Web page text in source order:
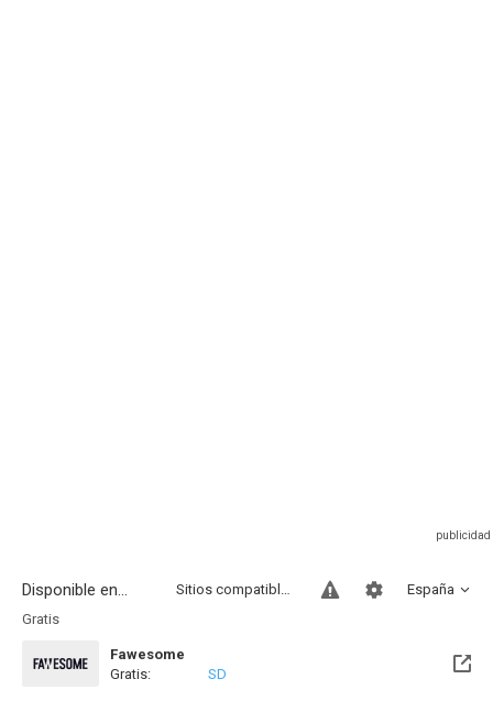
Disponible en... España
Sitios compatibles
Gratis
Fawesome
Gratis:
SD